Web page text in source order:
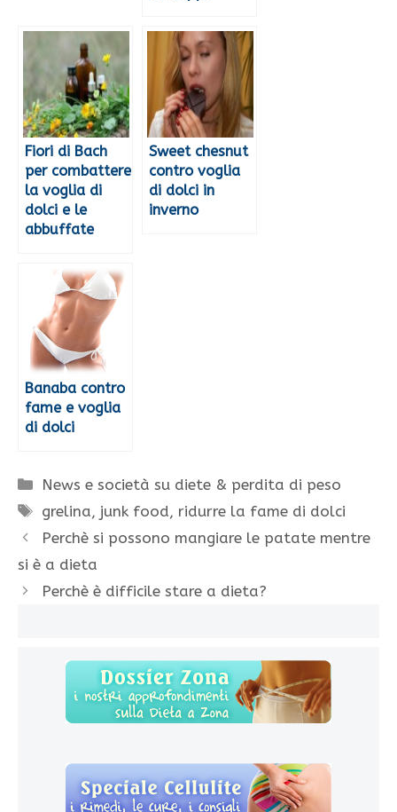
Fiori di Bach
per combattere
la voglia di
dolci e le
abbuffate
Sweet chesnut
contro voglia
di dolci in
inverno
Banaba contro
fame e voglia
di dolci
Categorie
News e società su diete & perdita di peso
Tag
grelina, junk food, ridurre la fame di dolci
Perchè si possono mangiare le patate mentre
si è a dieta
Perchè è difficile stare a dieta?